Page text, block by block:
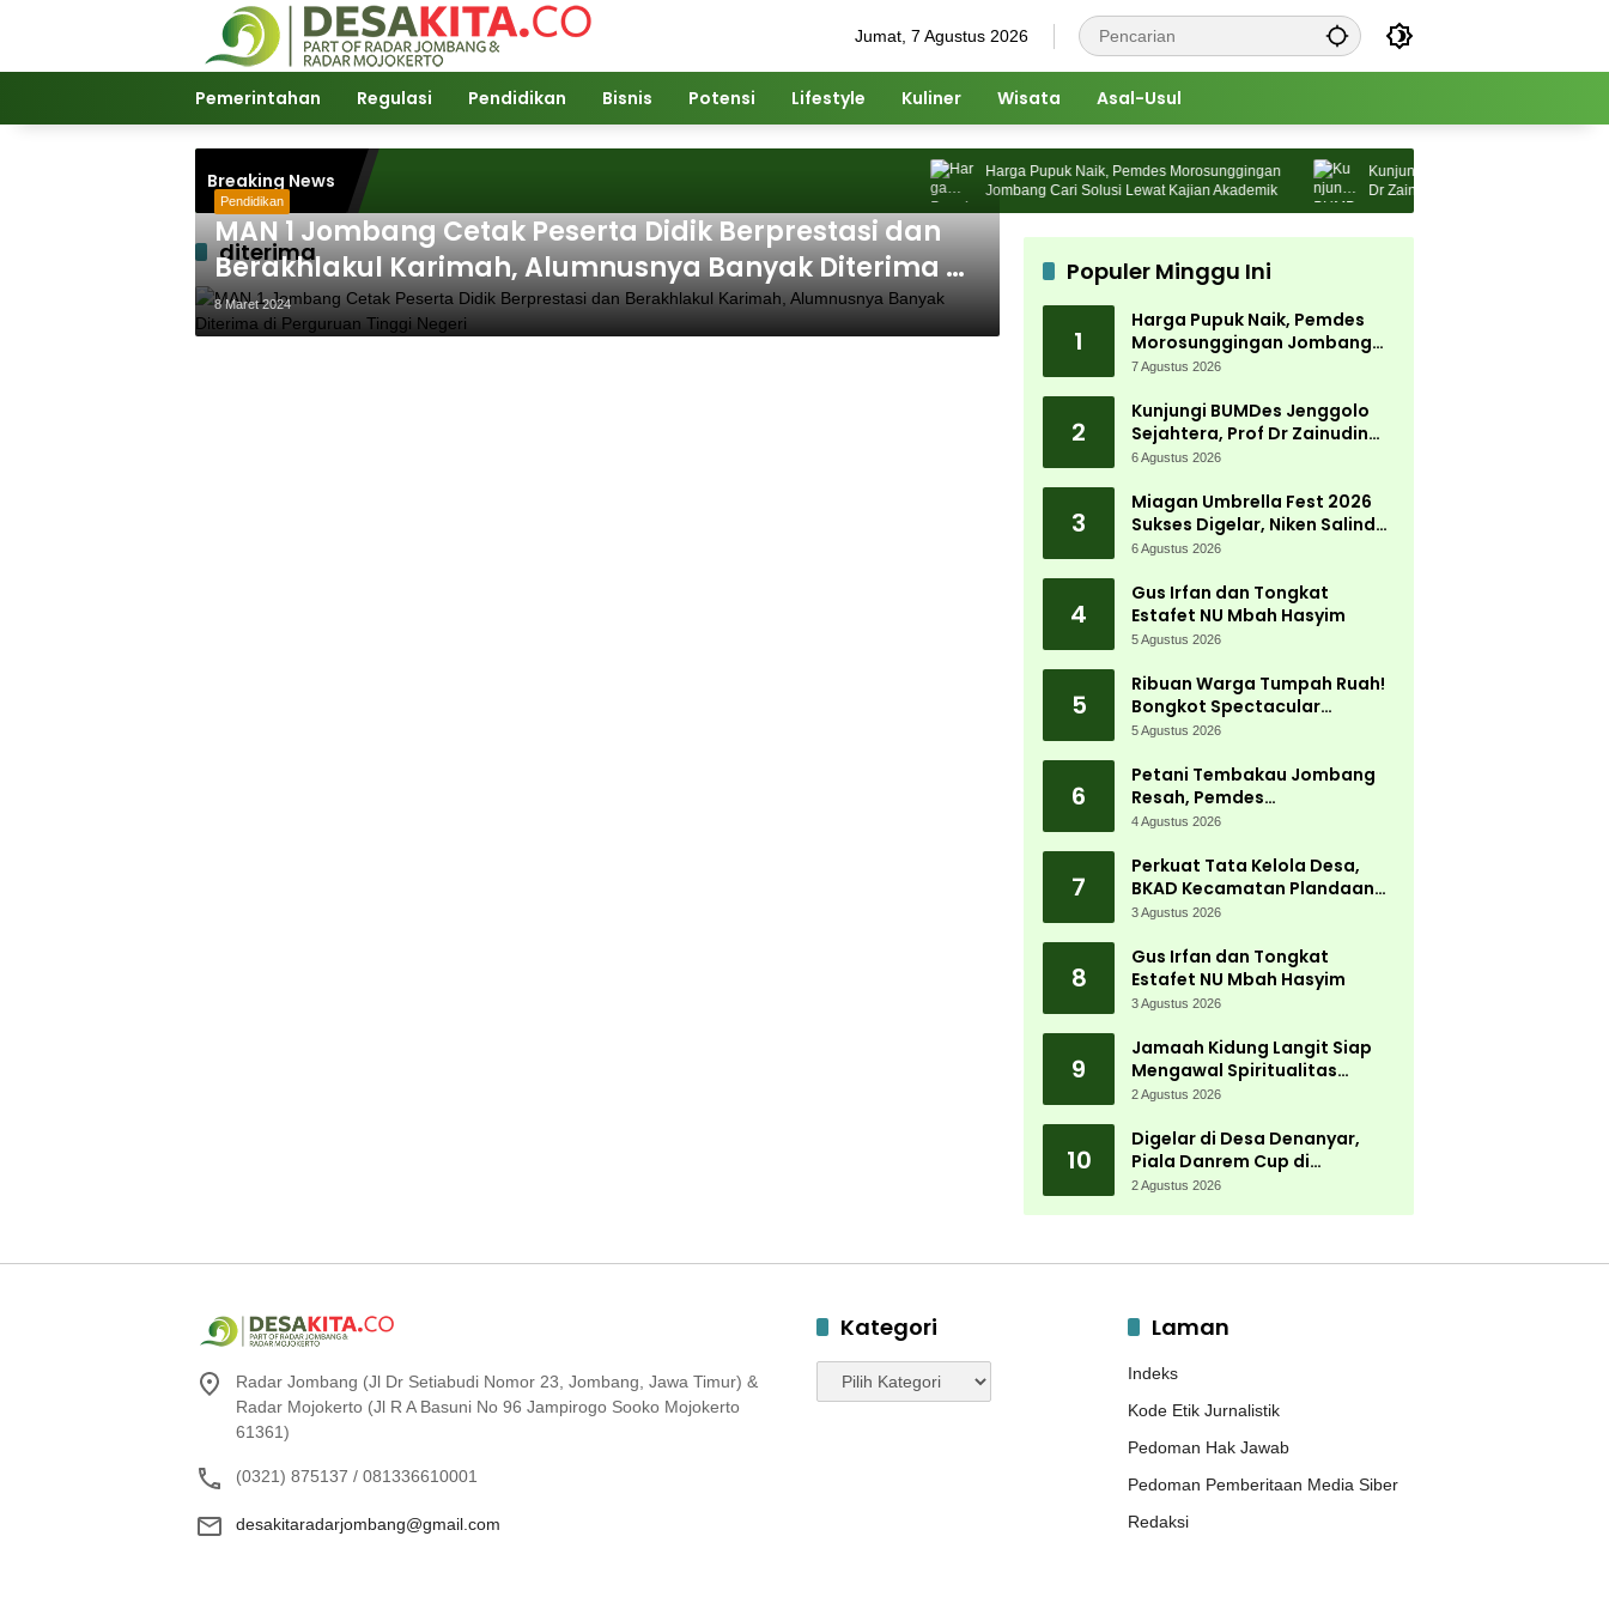
Jumat, 7 Agustus 2026
Pemerintahan Regulasi Pendidikan Bisnis Potensi Lifestyle Kuliner Wisata Asal-Usul
Breaking News
Harga Pupuk Naik, Pemdes Morosunggingan
Jombang Cari Solusi Lewat Kajian Akademik
Kunjungi BUMDes Jenggolo Sejahtera,
Dr Zainudin Maliki: Kita Wujudkan
Kemandirian Ekonomi dengan Potensi
diterima
Pendidikan
MAN 1 Jombang Cetak Peserta Didik Berprestasi dan
Berakhlakul Karimah, Alumnusnya Banyak Diterima di
Perguruan Tinggi Negeri
8 Maret 2024
Populer Minggu Ini
1
Harga Pupuk Naik, Pemdes
Morosunggingan Jombang
Cari Solusi Lewat Kajian
7 Agustus 2026
2
Kunjungi BUMDes Jenggolo
Sejahtera, Prof Dr Zainudin
Maliki: Kita Wujudkan
Potensi Desa
6 Agustus 2026
3
Miagan Umbrella Fest 2026
Sukses Digelar, Niken Salindry
Jadi Magnet Ribuan
6 Agustus 2026
4
Gus Irfan dan Tongkat
Estafet NU Mbah Hasyim
5 Agustus 2026
5
Ribuan Warga Tumpah Ruah!
Bongkot Spectacular
Carnival 2026 Jadi Pesta
Peterongan
5 Agustus 2026
6
Petani Tembakau Jombang
Resah, Pemdes
Tanjungwadung dan Disperta
4 Agustus 2026
7
Perkuat Tata Kelola Desa,
BKAD Kecamatan Plandaan
Gelar Pelatihan Aparatur
3 Agustus 2026
8
Gus Irfan dan Tongkat
Estafet NU Mbah Hasyim
3 Agustus 2026
9
Jamaah Kidung Langit Siap
Mengawal Spiritualitas
Muktamar NU
2 Agustus 2026
10
Digelar di Desa Denanyar,
Piala Danrem Cup di
Jombang Fokus Cetak Bibit
2 Agustus 2026
Radar Jombang (Jl Dr Setiabudi Nomor 23, Jombang, Jawa Timur) &
Radar Mojokerto (Jl R A Basuni No 96 Jampirogo Sooko Mojokerto
61361)
(0321) 875137 / 081336610001
desakitaradarjombang@gmail.com
Kategori
Kategori
Laman
Indeks
Kode Etik Jurnalistik
Pedoman Hak Jawab
Pedoman Pemberitaan Media Siber
Redaksi